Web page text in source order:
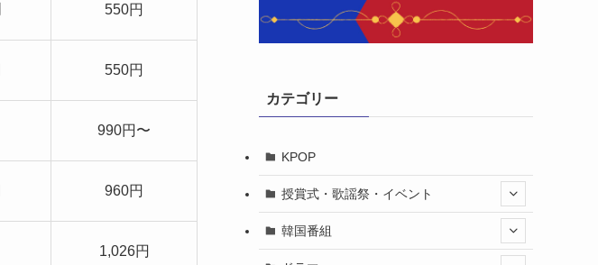
550円
550円
990円〜
960円
1,026円
カテゴリー
KPOP
授賞式・歌謡祭・イベント
韓国番組